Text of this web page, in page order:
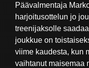
Päävalmentaja
harjoitusottelun jo
treenijaksolle
joukkue on
viime kaudesta, kun
vaihtanut maisemaa